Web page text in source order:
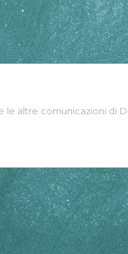
altre comunicazioni di